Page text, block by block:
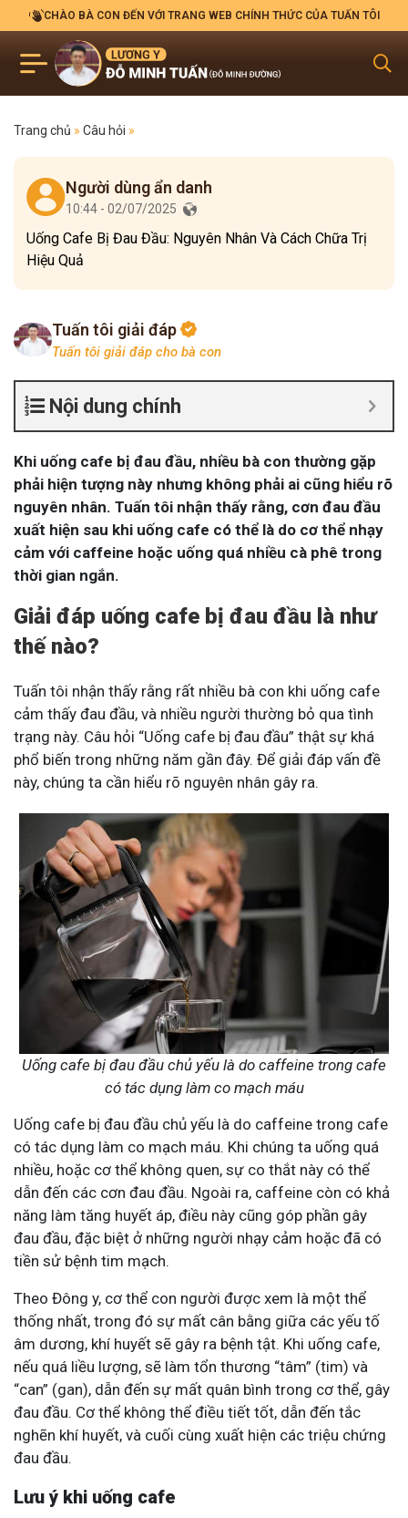
CHÀO BÀ CON ĐẾN VỚI TRANG WEB CHÍNH THỨC CỦA TUẤN TÔI
Trang chủ » Câu hỏi »
Người dùng ẩn danh
10:44 - 02/07/2025
Uống Cafe Bị Đau Đầu: Nguyên Nhân Và Cách Chữa Trị
Hiệu Quả
Tuấn tôi giải đáp
Tuấn tôi giải đáp cho bà con
Nội dung chính
Khi uống cafe bị đau đầu, nhiều bà con thường gặp
phải hiện tượng này nhưng không phải ai cũng hiểu rõ
nguyên nhân. Tuấn tôi nhận thấy rằng, cơn đau đầu
xuất hiện sau khi uống cafe có thể là do cơ thể nhạy
cảm với caffeine hoặc uống quá nhiều cà phê trong
thời gian ngắn.
Giải đáp uống cafe bị đau đầu là như
thế nào?
Tuấn tôi nhận thấy rằng rất nhiều bà con khi uống cafe
cảm thấy đau đầu, và nhiều người thường bỏ qua tình
trạng này. Câu hỏi “Uống cafe bị đau đầu” thật sự khá
phổ biến trong những năm gần đây. Để giải đáp vấn đề
này, chúng ta cần hiểu rõ nguyên nhân gây ra.
Uống cafe bị đau đầu chủ yếu là do caffeine trong cafe
có tác dụng làm co mạch máu
Uống cafe bị đau đầu chủ yếu là do caffeine trong cafe
có tác dụng làm co mạch máu. Khi chúng ta uống quá
nhiều, hoặc cơ thể không quen, sự co thắt này có thể
dẫn đến các cơn đau đầu. Ngoài ra, caffeine còn có khả
năng làm tăng huyết áp, điều này cũng góp phần gây
đau đầu, đặc biệt ở những người nhạy cảm hoặc đã có
tiền sử bệnh tim mạch.
Theo Đông y, cơ thể con người được xem là một thể
thống nhất, trong đó sự mất cân bằng giữa các yếu tố
âm dương, khí huyết sẽ gây ra bệnh tật. Khi uống cafe,
nếu quá liều lượng, sẽ làm tổn thương “tâm” (tim) và
“can” (gan), dẫn đến sự mất quân bình trong cơ thể, gây
đau đầu. Cơ thể không thể điều tiết tốt, dẫn đến tắc
nghẽn khí huyết, và cuối cùng xuất hiện các triệu chứng
đau đầu.
Lưu ý khi uống cafe